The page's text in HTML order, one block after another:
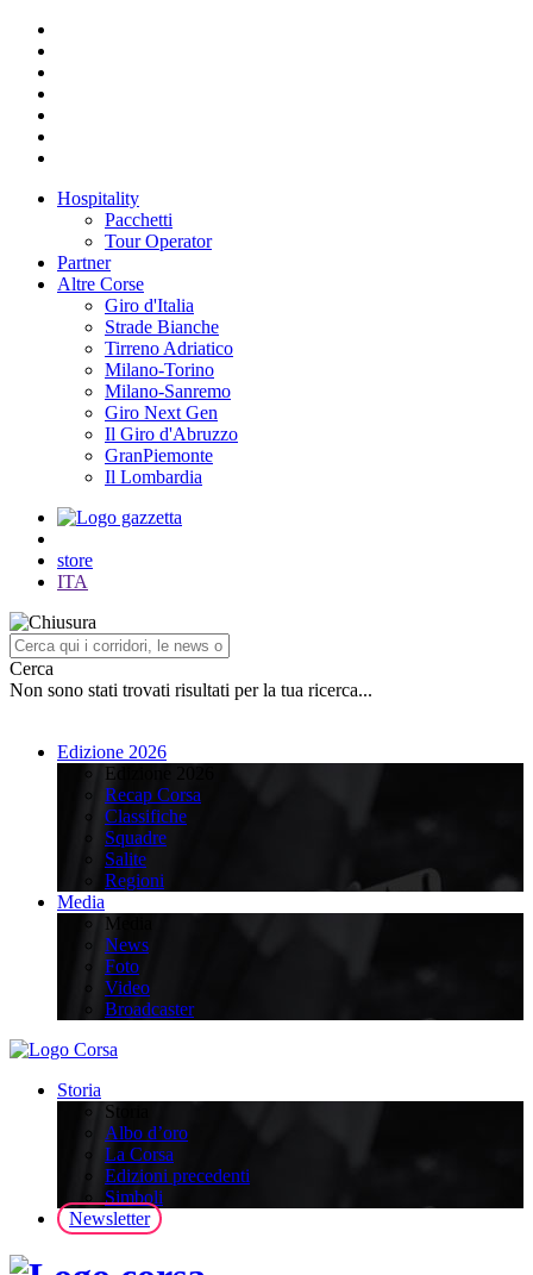
Hospitality
Pacchetti
Tour Operator
Partner
Altre Corse
Giro d'Italia
Strade Bianche
Tirreno Adriatico
Milano-Torino
Milano-Sanremo
Giro Next Gen
Il Giro d'Abruzzo
GranPiemonte
Il Lombardia
store
ITA
Cerca
Non sono stati trovati risultati per la tua ricerca...
Edizione 2026
Edizione 2026
Recap Corsa
Classifiche
Squadre
Salite
Regioni
Media
Media
News
Foto
Video
Broadcaster
Storia
Storia
Albo d’oro
La Corsa
Edizioni precedenti
Simboli
Newsletter